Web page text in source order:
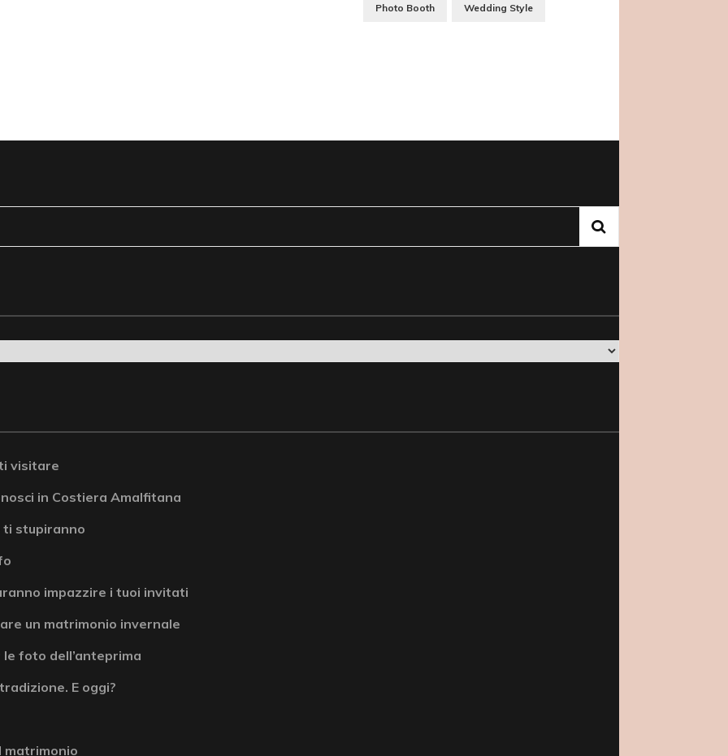
Photo Booth Wedding Style
visitare
in Costiera Amalfitana
ti stupiranno
impazzire i tuoi invitati
un matrimonio invernale
foto dell’anteprima
E oggi?
matrimonio